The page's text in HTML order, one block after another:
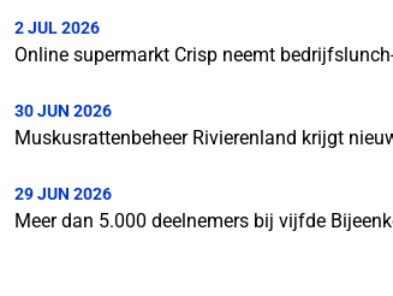
2 JUL 2026
Online supermarkt Crisp neemt
30 JUN 2026
Muskusrattenbeheer Rivierenland krijgt
29 JUN 2026
Meer dan 5.000 deelnemers bij vijfde